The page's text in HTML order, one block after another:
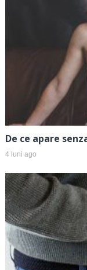
De ce apare
4 luni ago